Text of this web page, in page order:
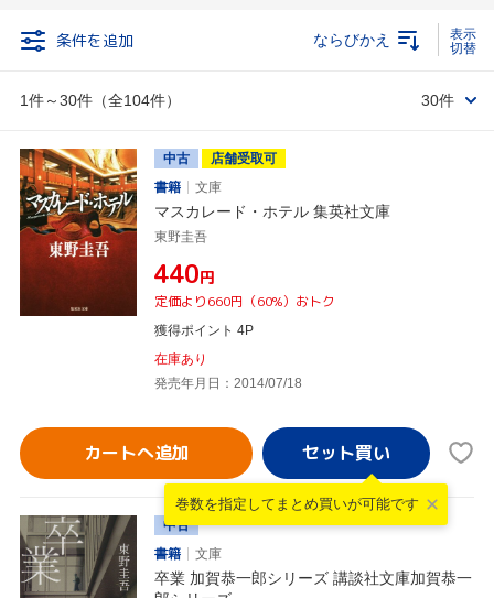
条件を追加
1件～30件（全104件）
ならびかえ
30件
中古
店舗受取可
書籍
文庫
マスカレード・ホテル 集英社文庫
東野圭吾
¥440円
定価より660円（60%）おトク
獲得ポイント 4P
在庫あり
発売年月日：2014/07/18
カートへ追加
巻数を指定して まとめ買いが可能です
中古
書籍
文庫
卒業 加賀恭一郎シリーズ 講談社文庫加賀恭一